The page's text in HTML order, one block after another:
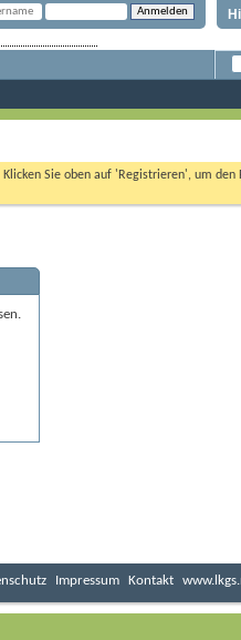
Sie oben auf 'Registrieren', um den
Impressum Kontakt